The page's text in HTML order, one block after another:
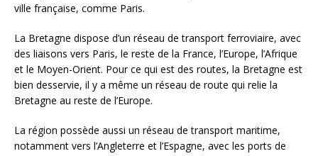
ville française, comme Paris.
La Bretagne dispose d’un réseau de transport ferroviaire, avec
des liaisons vers Paris, le reste de la France, l’Europe, l’Afrique
et le Moyen-Orient. Pour ce qui est des routes, la Bretagne est
bien desservie, il y a même un réseau de route qui relie la
Bretagne au reste de l’Europe.
La région possède aussi un réseau de transport maritime,
notamment vers l’Angleterre et l’Espagne, avec les ports de